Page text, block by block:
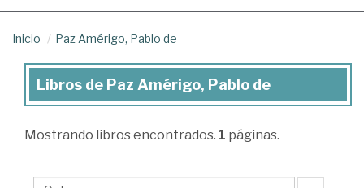
Inicio Paz Amérigo, Pablo de
Libros
Paz
Libros de Paz Amérigo, Pablo de
Mostrando libros encontrados. 1 páginas.